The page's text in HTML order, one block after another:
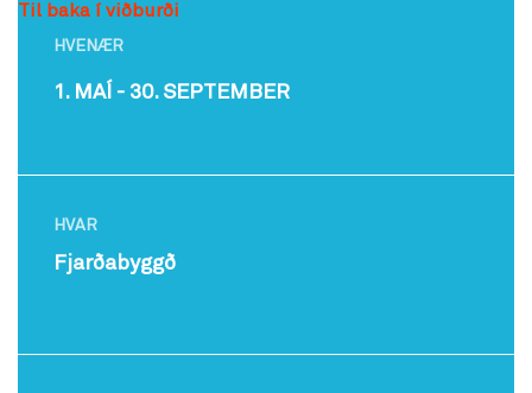
Til baka í viðburði
HVENÆR
1. MAÍ - 30. SEPTEMBER
HVAR
Fjarðabyggð